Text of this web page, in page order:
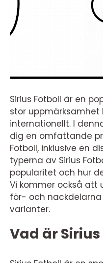
Sirius Fotboll är en
stor
internationellt. I
dig en omfattande
Fotboll, inklusive en
typerna av Sirius
popularitet och hur
Vi kommer också att
för- och nackdelarna
varianter.
Vad är